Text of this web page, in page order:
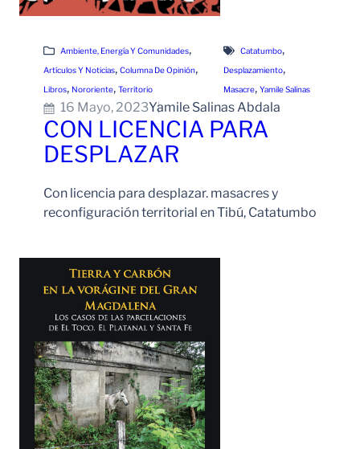
Ambiente, Energía Y Comunidades
Artículos Y Noticias, Columna De Opinión
Libros, Nororiente, Territorio
Catatumbo
Desplazamiento
Masacre, Yamile Salinas
16 Mayo, 2023Yamile Salinas Abdala
CON LICENCIA PARA
DESPLAZAR
Con licencia para desplazar. masacres y
reconfiguración territorial en Tibú, Catatumbo